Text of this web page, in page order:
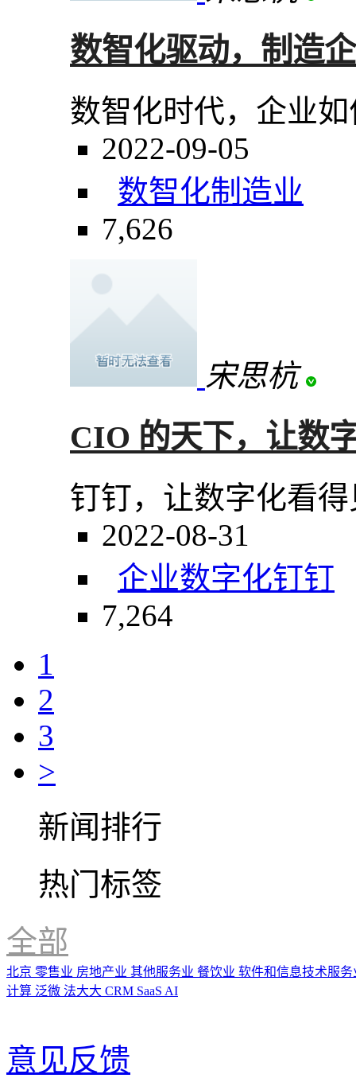
数智化驱动，制造
数智化时代，企业
2022-09-05
数智化制造业
7,626
宋思杭
CIO 的天下，让数
钉钉，让数字化看得
2022-08-31
企业数字化钉钉
7,264
1
2
3
>
新闻排行
热门标签
全部
北京 零售业 房地产业 其他服务业 餐饮业 软件和信息技术服
计算 泛微 法大大 CRM SaaS AI
意见反馈